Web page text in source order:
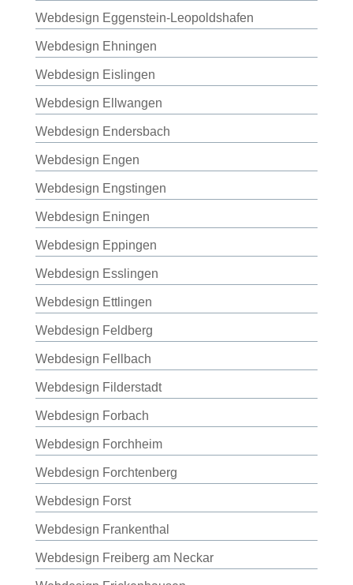
Webdesign Eggenstein-Leopoldshafen
Webdesign Ehningen
Webdesign Eislingen
Webdesign Ellwangen
Webdesign Endersbach
Webdesign Engen
Webdesign Engstingen
Webdesign Eningen
Webdesign Eppingen
Webdesign Esslingen
Webdesign Ettlingen
Webdesign Feldberg
Webdesign Fellbach
Webdesign Filderstadt
Webdesign Forbach
Webdesign Forchheim
Webdesign Forchtenberg
Webdesign Forst
Webdesign Frankenthal
Webdesign Freiberg am Neckar